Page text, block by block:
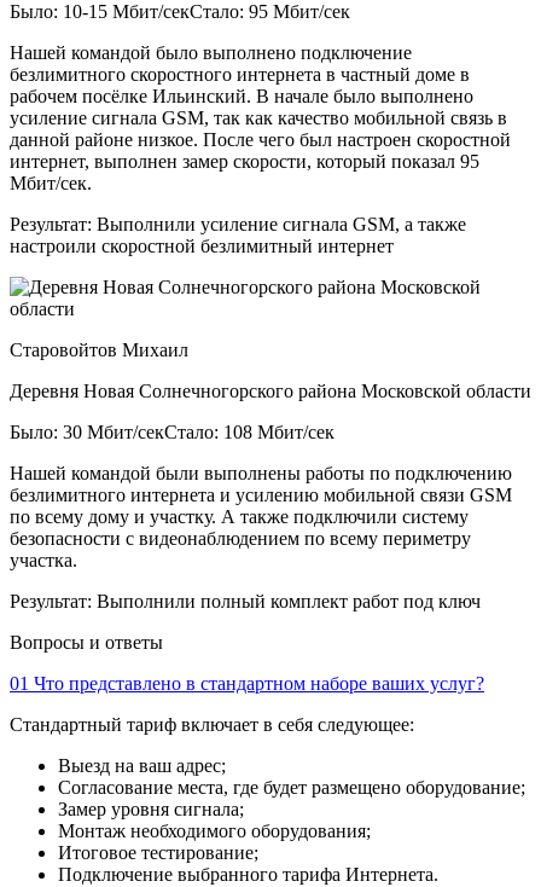
Было: 10-15 Мбит/секСтало: 95 Мбит/сек
Нашей командой было выполнено подключение
безлимитного скоростного интернета в частный доме в
рабочем посёлке Ильинский. В начале было выполнено
усиление сигнала GSM, так как качество мобильной связь в
данной районе низкое. После чего был настроен скоростной
интернет, выполнен замер скорости, который показал 95
Мбит/сек.
Результат: Выполнили усиление сигнала GSM, а также
настроили скоростной безлимитный интернет
Старовойтов Михаил
Деревня Новая Солнечногорского района Московской области
Было: 30 Мбит/секСтало: 108 Мбит/сек
Нашей командой были выполнены работы по подключению
безлимитного интернета и усилению мобильной связи GSM
по всему дому и участку. А также подключили систему
безопасности с видеонаблюдением по всему периметру
участка.
Результат: Выполнили полный комплект работ под ключ
Вопросы и ответы
01 Что представлено в стандартном наборе ваших услуг?
Стандартный тариф включает в себя следующее:
Выезд на ваш адрес;
Согласование места, где будет размещено оборудование;
Замер уровня сигнала;
Монтаж необходимого оборудования;
Итоговое тестирование;
Подключение выбранного тарифа Интернета.